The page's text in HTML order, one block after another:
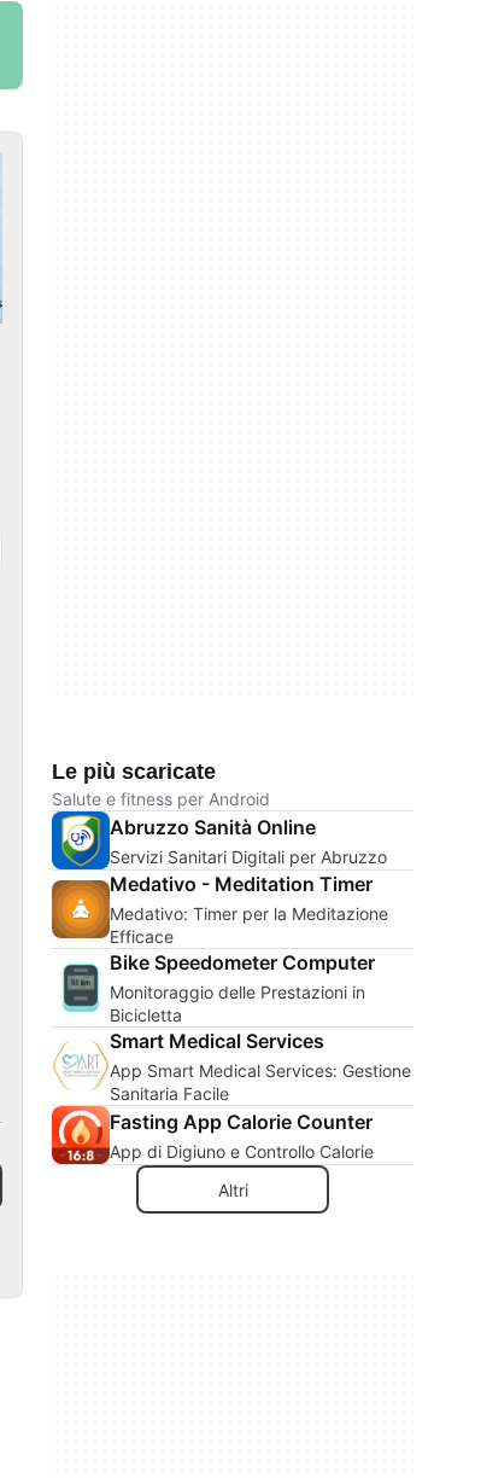
Le più scaricate
Salute e fitness per Android
Abruzzo Sanità Online
Servizi Sanitari Digitali per Abruzzo
Medativo - Meditation Timer
Medativo: Timer per la Meditazione
Efficace
Bike Speedometer Computer
Monitoraggio delle Prestazioni in
Bicicletta
Smart Medical Services
App Smart Medical Services: Gestione
Sanitaria Facile
Fasting App Calorie Counter
App di Digiuno e Controllo Calorie
Altri